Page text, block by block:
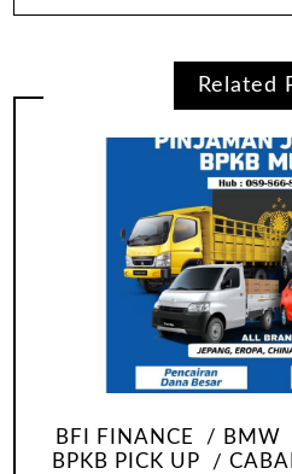
Related
BFI FINANCE BMW
BPKB PICK UP